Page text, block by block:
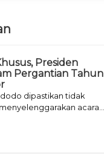
Presiden
Pergantian Tahun
dipastikan tidak
acara
malam pergantian